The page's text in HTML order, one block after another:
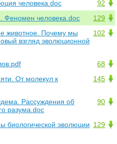
92
человека.doc
129
Феномен человека.doc
102
животное. Почему мы
взгляд эволюционной
68
145
От молекул к
90
Рассуждения об
разума.doc
129
биологической эволюции